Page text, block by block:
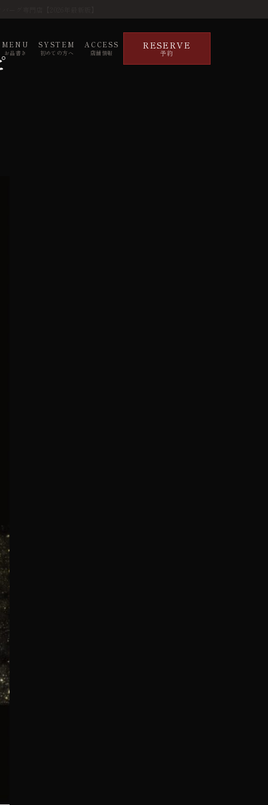
MENU
お品書き
SYSTEM
初めての方へ
ACCESS
店舗情報
RESERVE
予約